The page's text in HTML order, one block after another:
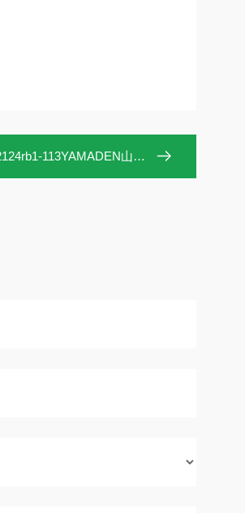
山本电机YAL-33电容式液位开关